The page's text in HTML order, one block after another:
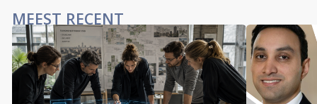
MEEST RECENT